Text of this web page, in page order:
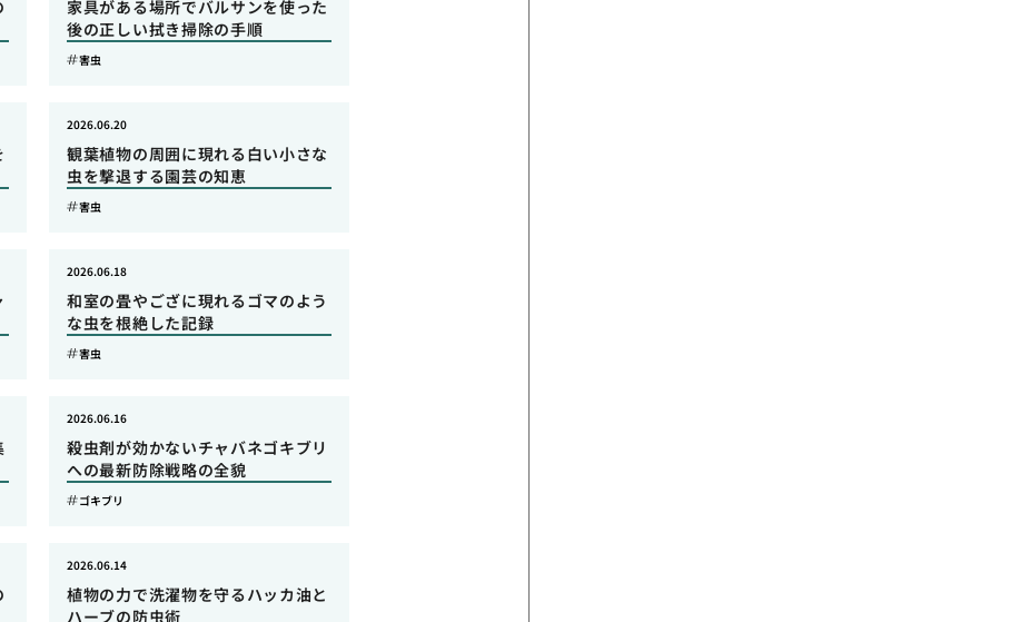
家具がある場所でバルサンを使った
後の正しい拭き掃除の手順
害虫
観葉植物の周囲に現れる白い小さな
虫を撃退する園芸の知恵
2026.06.20
害虫
和室の畳やござに現れるゴマのよう
な虫を根絶した記録
2026.06.18
害虫
殺虫剤が効かないチャバネゴキブリ
への最新防除戦略の全貌
2026.06.16
ゴキブリ
植物の力で洗濯物を守るハッカ油と
ハーブの防虫術
2026.06.14